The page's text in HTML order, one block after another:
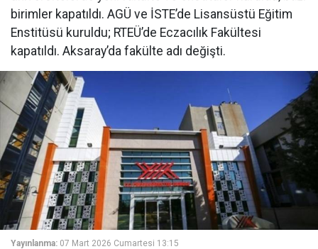
birimler kapatıldı. AGÜ ve İSTE’de Lisansüstü Eğitim
Enstitüsü kuruldu; RTEÜ’de Eczacılık Fakültesi
kapatıldı. Aksaray’da fakülte adı değişti.
Yayınlanma: 07 Mart 2026 Cumartesi 13:15